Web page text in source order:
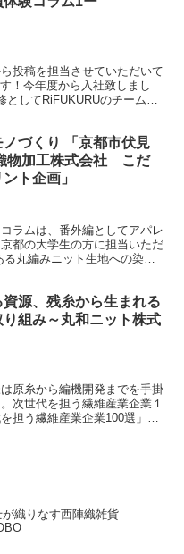
投稿を担当させていただいて
！今年度から入社致しまし
としてRiFUKURUのチームの
ノづくり 「京都市伏見
物加工株式会社 こだ
ト企画」
ラムは、番外編としてアパレ
都の大学生の方に担当いただ
丸編みニット生地への染色
資源、残糸から生まれる
り組み～丸和ニット株式
原糸から編機開発までを手掛
次世代を担う繊維産業企業１
担う繊維産業企業100選」を
が織りなす西陣織雑貨